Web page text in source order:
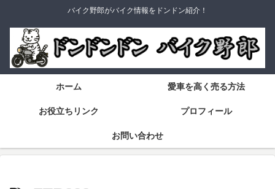
バイク野郎がバイク情報をドンドン紹介！
ホーム 愛車を高く売る方法
お役立ちリンク プロフィール
お問い合わせ